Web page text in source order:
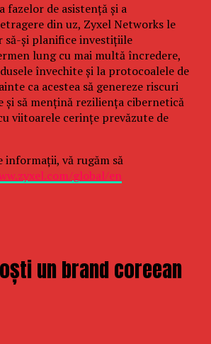
de asistență și a
din uz, Zyxel Networks le
și planifice investițiile
lung cu mai multă încredere,
învechite și la protocoalele de
ca acestea să genereze riscuri
și să mențină reziliența cibernetică
viitoarele cerințe prevăzute de
vă rugăm să
global/en
un brand coreean